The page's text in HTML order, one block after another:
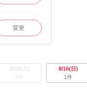
変更
8/15(土)
0件
8/16(日)
1件